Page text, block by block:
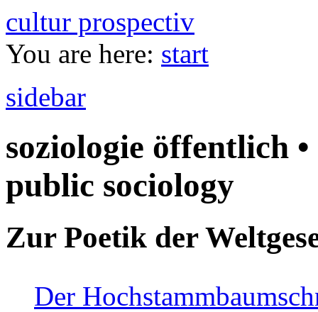
cultur prospectiv
You are here: start
sidebar
soziologie öffentlich
public sociology
Zur Poetik der
Der